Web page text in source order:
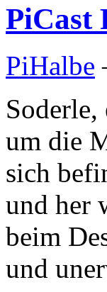
PiCast
PiHalbe
um die
sich
und her
beim
und